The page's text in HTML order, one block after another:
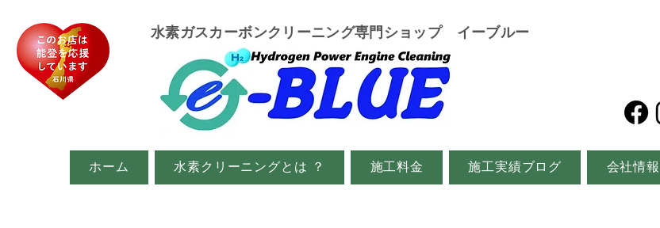
​水素ガスカーボンクリーニング専門ショップ イーブルー
ホーム 水素クリーニングとは ？ 施工料金 施工実績ブログ 会社情報